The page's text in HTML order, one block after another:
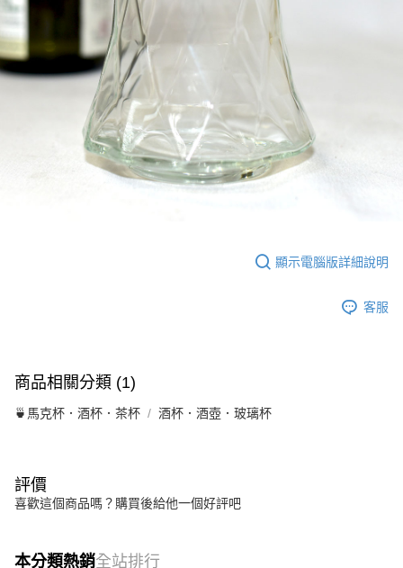
顯示電腦版詳細說明
客服
商品相關分類 (1)
🍵馬克杯．酒杯．茶杯 酒杯．酒壺．玻璃杯
評價
喜歡這個商品嗎？購買後給他一個好評吧
本分類熱銷全站排行